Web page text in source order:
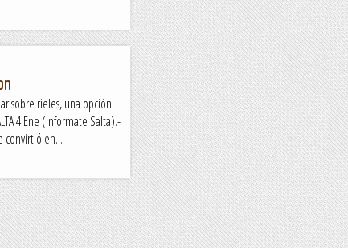
sobre rieles, una opción
4 Ene (Informate Salta).-
convirtió en...